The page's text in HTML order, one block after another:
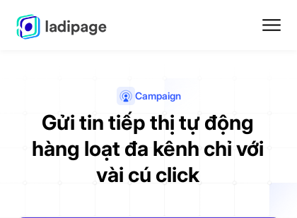
Gửi tin tiếp thị tự động
hàng loạt đa kênh chỉ với
vài cú click
Campaign